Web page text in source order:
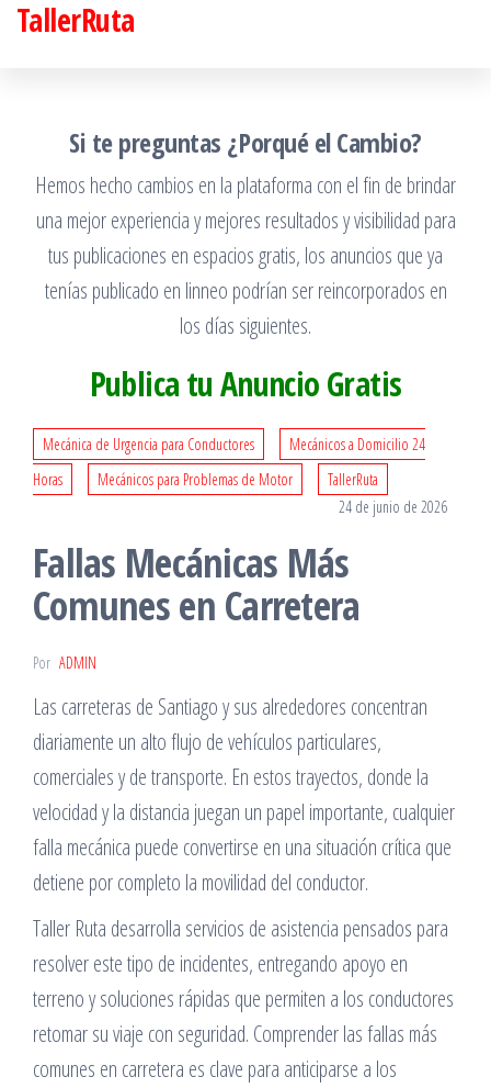
SaltarTallerRuta
Si te preguntas ¿Porqué el Cambio?
Hemos hecho cambios en la plataforma con el fin de brindar
una mejor experiencia y mejores resultados y visibilidad para
tus publicaciones en espacios gratis, los anuncios que ya
tenías publicado en linneo podrían ser reincorporados en
los días siguientes.
Publica tu Anuncio Gratis
Mecánica de Urgencia para Conductores
Mecánicos a Domicilio 24
Horas
Mecánicos para Problemas de Motor
TallerRuta
24 de junio de 2026
Fallas Mecánicas Más
Comunes en Carretera
Por ADMIN
Las carreteras de Santiago y sus alrededores concentran
diariamente un alto flujo de vehículos particulares,
comerciales y de transporte. En estos trayectos, donde la
velocidad y la distancia juegan un papel importante, cualquier
falla mecánica puede convertirse en una situación crítica que
detiene por completo la movilidad del conductor.
Taller Ruta desarrolla servicios de asistencia pensados para
resolver este tipo de incidentes, entregando apoyo en
terreno y soluciones rápidas que permiten a los conductores
retomar su viaje con seguridad. Comprender las fallas más
comunes en carretera es clave para anticiparse a los